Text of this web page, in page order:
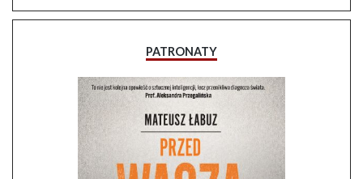
PATRONATY